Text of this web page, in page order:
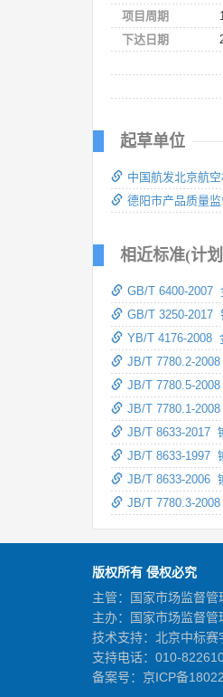
项目周期
下达日期
起草单位
中国航发北京航
德阳市产品质量
相近标准(计
GB/T 6400-2007
GB/T 3250-2017
YB/T 4176-2008
JB/T 7780.2-
JB/T 7780.5-
JB/T 7780.1-
JB/T 8633-2017
JB/T 8633-1997
JB/T 8633-2006
JB/T 7780.3-
版权所有 侵权必究
主管：国家市场监督
主办：国家市场监督
技术支持：北京中标赛
支持电话：010-
备案号： 京ICP备